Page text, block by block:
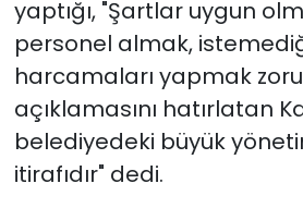
yaptığı, "Şartlar uygun
personel almak,
harcamaları yapmak
açıklamasını hatırlatan
belediyedeki büyük
itirafıdır" dedi.